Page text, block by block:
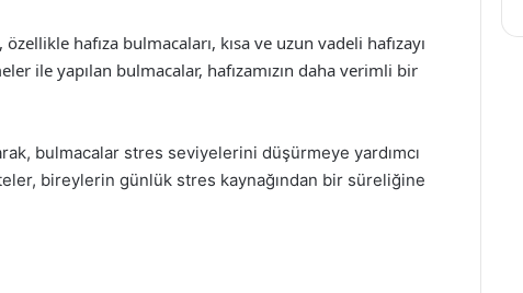
hafıza bulmacaları, kısa ve uzun vadeli hafızayı
ile yapılan bulmacalar, hafızamızın daha verimli bir
bulmacalar stres seviyelerini düşürmeye yardımcı
bireylerin günlük stres kaynağından bir süreliğine